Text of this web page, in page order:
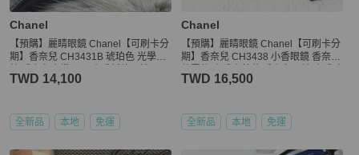
Chanel
【預購】麗睛眼鏡 Chanel【可刷卡分
期】香奈兒 CH3431B 琥珀色 光學眼
TWD 14,100
全新品 本地 免運
Chanel
【預購】麗睛眼鏡 Chanel【可刷卡分
期】香奈兒 CH3438 小香眼鏡 香奈兒
珠
TWD 16,500
全新品 本地 免運